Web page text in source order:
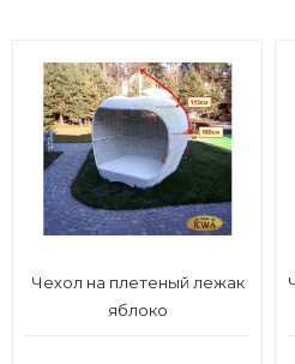
Чехол на плетеный лежак
яблоко